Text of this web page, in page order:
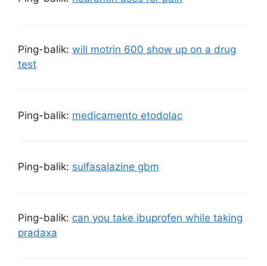
Ping-balik: will motrin 600 show up on a drug
test
Ping-balik: medicamento etodolac
Ping-balik: sulfasalazine gbm
Ping-balik: can you take ibuprofen while taking
pradaxa